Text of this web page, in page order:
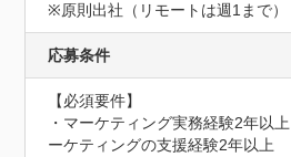
※原則出社（リモートは週1まで）
応募条件
【必須要件】
・マーケティング実務経験2年以
ーケティングの支援経験2年以上